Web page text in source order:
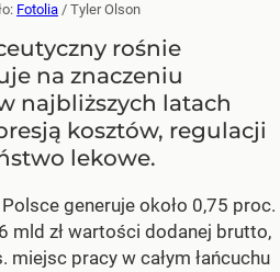
Fotolia / Tyler Olson
rośnie
na znaczeniu
najbliższych latach
kosztów, regulacji
lekowe.
generuje około 0,75 proc.
mld zł wartości dodanej brutto,
pracy w całym łańcuchu